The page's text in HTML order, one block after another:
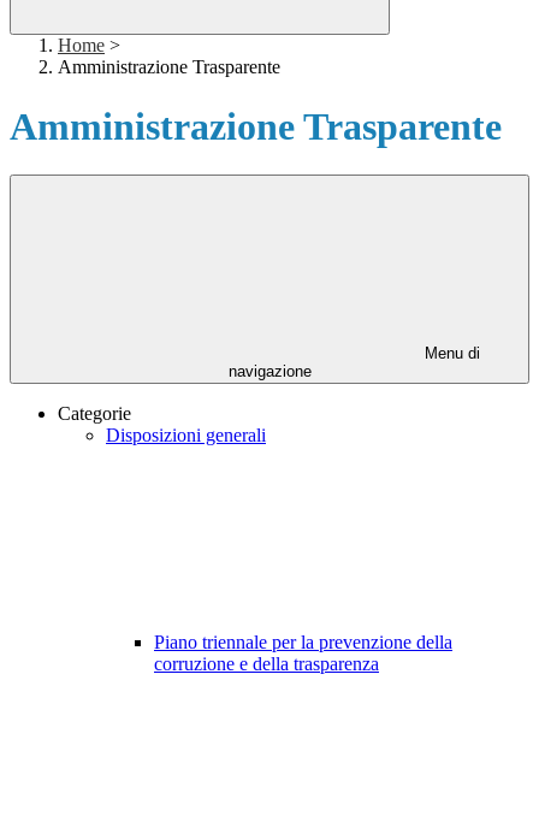
Home >
Amministrazione Trasparente
Amministrazione Trasparente
Menu di
navigazione
Categorie
Disposizioni generali
Piano triennale per la prevenzione della
corruzione e della trasparenza